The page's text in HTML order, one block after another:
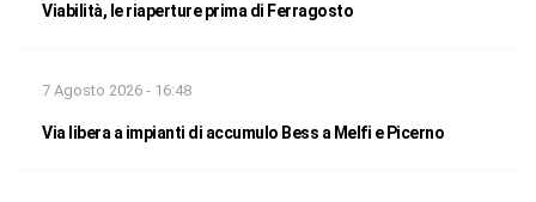
Viabilità, le riaperture prima di Ferragosto
7 Agosto 2026 - 16:48
Via libera a impianti di accumulo Bess a Melfi e Picerno